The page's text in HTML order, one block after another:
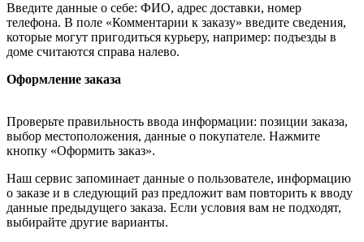
Введите данные о себе: ФИО, адрес доставки, номер
телефона. В поле «Комментарии к заказу» введите сведения,
которые могут пригодиться курьеру, например: подъезды в
доме считаются справа налево.
Оформление заказа
Проверьте правильность ввода информации: позиции заказа,
выбор местоположения, данные о покупателе. Нажмите
кнопку «Оформить заказ».
Наш сервис запоминает данные о пользователе, информацию
о заказе и в следующий раз предложит вам повторить к вводу
данные предыдущего заказа. Если условия вам не подходят,
выбирайте другие варианты.